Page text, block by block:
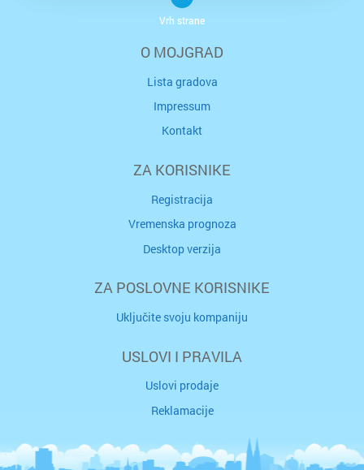
O MOJGRAD
Lista gradova
Impressum
Kontakt
ZA KORISNIKE
Registracija
Vremenska prognoza
Desktop verzija
ZA POSLOVNE KORISNIKE
Uključite svoju kompaniju
USLOVI I PRAVILA
Uslovi prodaje
Reklamacije
Vrh strane